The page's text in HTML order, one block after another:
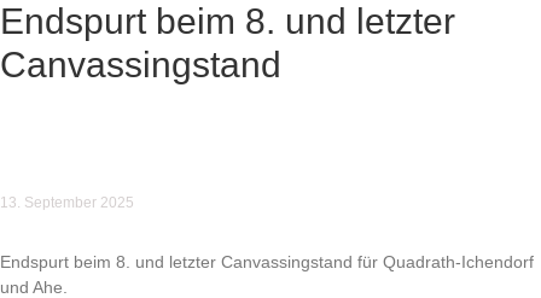
Endspurt beim 8. und letzter
Canvassingstand
13. September 2025
Endspurt beim 8. und letzter Canvassingstand für Quadrath-Ichendorf
und Ahe.